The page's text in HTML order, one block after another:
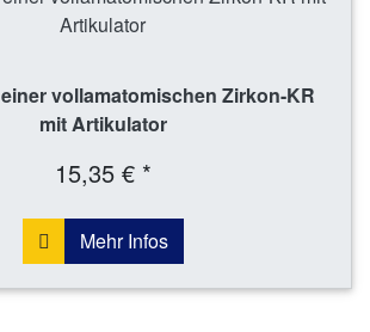
vollamatomischen Zirkon-KR
mit Artikulator
15,35 € *
Mehr Infos